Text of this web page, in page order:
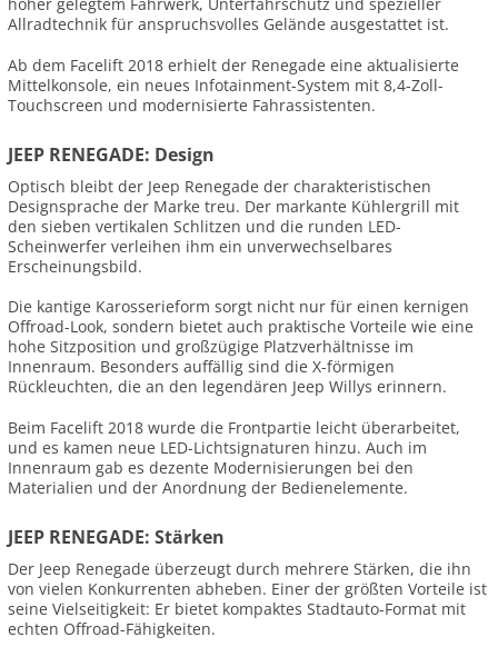
Allradtechnik für anspruchsvolles Gelände ausgestattet ist.
Ab dem Facelift 2018 erhielt der Renegade eine aktualisierte
Mittelkonsole, ein neues Infotainment-System mit 8,4-Zoll-
Touchscreen und modernisierte Fahrassistenten.
JEEP RENEGADE: Design
Optisch bleibt der Jeep Renegade der charakteristischen
Designsprache der Marke treu. Der markante Kühlergrill mit
den sieben vertikalen Schlitzen und die runden LED-
Scheinwerfer verleihen ihm ein unverwechselbares
Erscheinungsbild.
Die kantige Karosserieform sorgt nicht nur für einen kernigen
Offroad-Look, sondern bietet auch praktische Vorteile wie eine
hohe Sitzposition und großzügige Platzverhältnisse im
Innenraum. Besonders auffällig sind die X-förmigen
Rückleuchten, die an den legendären Jeep Willys erinnern.
Beim Facelift 2018 wurde die Frontpartie leicht überarbeitet,
und es kamen neue LED-Lichtsignaturen hinzu. Auch im
Innenraum gab es dezente Modernisierungen bei den
Materialien und der Anordnung der Bedienelemente.
JEEP RENEGADE: Stärken
Der Jeep Renegade überzeugt durch mehrere Stärken, die ihn
von vielen Konkurrenten abheben. Einer der größten Vorteile ist
seine Vielseitigkeit: Er bietet kompaktes Stadtauto-Format mit
echten Offroad-Fähigkeiten.